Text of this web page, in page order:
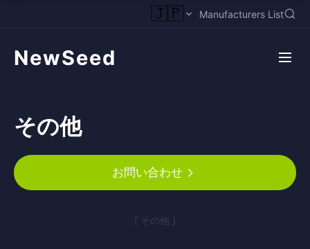
🇯🇵 Manufacturers List
NewSeed
その他
お問い合わせ
[ その他 ]